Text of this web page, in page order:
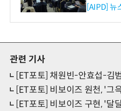
재산처 1
[AIPD] 뉴
관련 기사
[ET포토] 채원빈-안효섭-김
[ET포토] 비보이즈 원천, '그
[ET포토] 비보이즈 구현, '달